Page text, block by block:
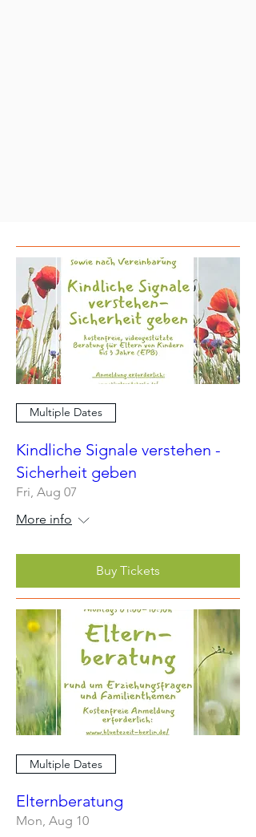
Multiple Dates
Kindliche Signale verstehen -
Sicherheit geben
Fri, Aug 07
More info
Buy Tickets
Multiple Dates
Elternberatung
Mon, Aug 10